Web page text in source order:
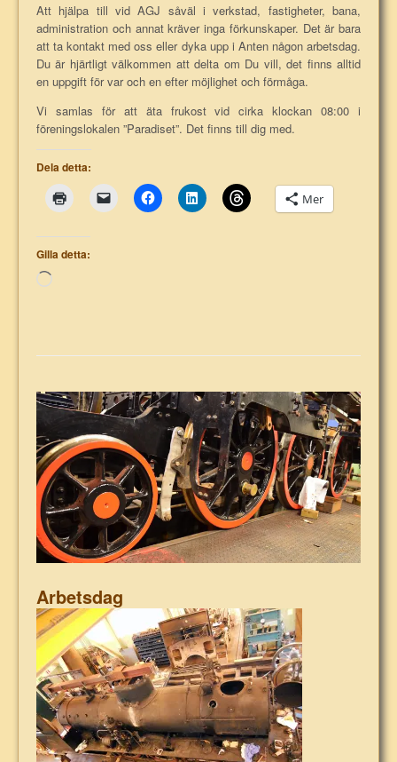
Att hjälpa till vid AGJ såväl i verkstad, fastigheter, bana,
administration och annat kräver inga förkunskaper. Det är bara
att ta kontakt med oss eller dyka upp i Anten någon arbetsdag.
Du är hjärtligt välkommen att delta om Du vill, det finns alltid
en uppgift för var och en efter möjlighet och förmåga.
Vi samlas för att äta frukost vid cirka klockan 08:00 i
föreningslokalen ”Paradiset”. Det finns till dig med.
Dela detta:
Mer
Gilla detta:
Laddar
Arbetsdag